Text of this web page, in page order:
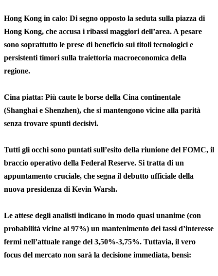
Hong Kong in calo: Di segno opposto la seduta sulla piazza di
Hong Kong, che accusa i ribassi maggiori dell’area. A pesare
sono soprattutto le prese di beneficio sui titoli tecnologici e
persistenti timori sulla traiettoria macroeconomica della
regione.
Cina piatta: Più caute le borse della Cina continentale
(Shanghai e Shenzhen), che si mantengono vicine alla parità
senza trovare spunti decisivi.
Tutti gli occhi sono puntati sull’esito della riunione del FOMC, il
braccio operativo della Federal Reserve. Si tratta di un
appuntamento cruciale, che segna il debutto ufficiale della
nuova presidenza di Kevin Warsh.
Le attese degli analisti indicano in modo quasi unanime (con
probabilità vicine al 97%) un mantenimento dei tassi d’interesse
fermi nell’attuale range del 3,50%-3,75%. Tuttavia, il vero
focus del mercato non sarà la decisione immediata, bensì: